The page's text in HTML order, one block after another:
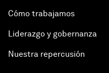
Cómo trabajamos
Liderazgo y gobernanza
Nuestra repercusión